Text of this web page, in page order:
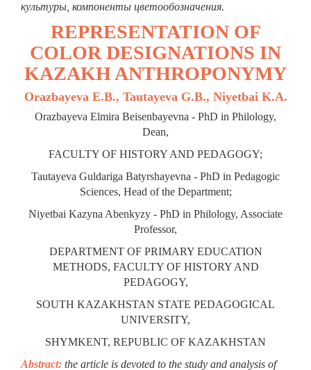
культуры, компоненты цветообозначения.
REPRESENTATION OF
COLOR DESIGNATIONS IN
KAZAKH ANTHROPONYMY
Orazbayeva E.B., Tautayeva G.B., Niyetbai K.A.
Orazbayeva Elmira Beisenbayevna - PhD in Philology,
Dean,
FACULTY OF HISTORY AND PEDAGOGY;
Tautayeva Guldariga Batyrshayevna - PhD in Pedagogic
Sciences, Нead of the Department;
Niyetbai Kazyna Abenkyzy - PhD in Philology, Associate
Professor,
DEPARTMENT OF PRIMARY EDUCATION
METHODS, FACULTY OF HISTORY AND
PEDAGOGY,
SOUTH KAZAKHSTAN STATE PEDAGOGICAL
UNIVERSITY,
SHYMKENT, REPUBLIC OF KAZAKHSTAN
Abstract: the article is devoted to the study and analysis of